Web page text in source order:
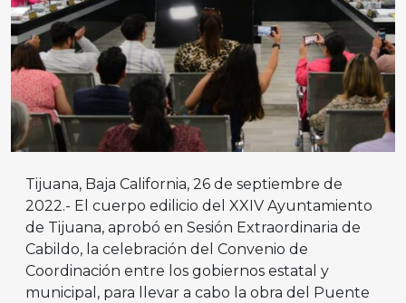
Tijuana, Baja California, 26 de septiembre de
2022.- El cuerpo edilicio del XXIV Ayuntamiento
de Tijuana, aprobó en Sesión Extraordinaria de
Cabildo, la celebración del Convenio de
Coordinación entre los gobiernos estatal y
municipal, para llevar a cabo la obra del Puente